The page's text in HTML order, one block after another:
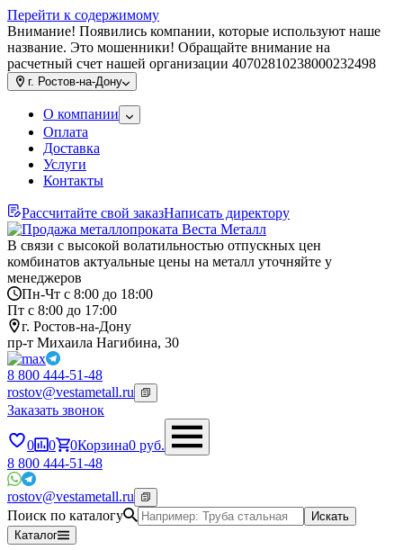
Перейти к содержимому
Внимание! Появились компании, которые используют наше
название. Это мошенники! Обращайте внимание на
расчетный счет нашей организации 40702810238000232498
г. Ростов-на-Дону
О компании
Оплата
Доставка
Услуги
Контакты
Рассчитайте свой заказНаписать директору
В связи с высокой волатильностью отпускных цен
комбинатов актуальные цены на металл уточняйте у
менеджеров
Пн-Чт с 8:00 до 18:00
Пт с 8:00 до 17:00
г. Ростов-на-Дону
пр-т Михаила Нагибина, 30
8 800 444-51-48
rostov@vestametall.ru
Заказать звонок
0 0 0Корзина0 руб.
8 800 444-51-48
rostov@vestametall.ru
Поиск по каталогу
Искать
Каталог